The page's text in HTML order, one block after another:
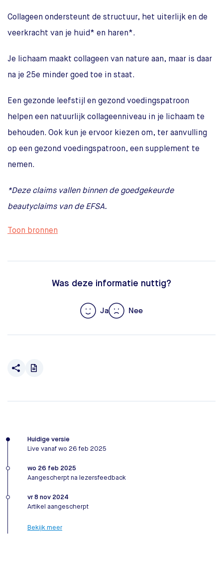
Collageen ondersteunt de structuur, het uiterlijk en de
veerkracht van je huid* en haren*.
Je lichaam maakt collageen van nature aan, maar is daar
na je 25e minder goed toe in staat.
Een gezonde leefstijl en gezond voedingspatroon
helpen een natuurlijk collageenniveau in je lichaam te
behouden. Ook kun je ervoor kiezen om, ter aanvulling
op een gezond voedingspatroon, een supplement te
nemen.
*Deze claims vallen binnen de goedgekeurde
beautyclaims van de EFSA.
Toon bronnen
Was deze informatie nuttig?
Ja Nee
Huidige versie
Live vanaf wo 26 feb 2025
wo 26 feb 2025
Aangescherpt na lezersfeedback
vr 8 nov 2024
Artikel aangescherpt
Bekijk meer